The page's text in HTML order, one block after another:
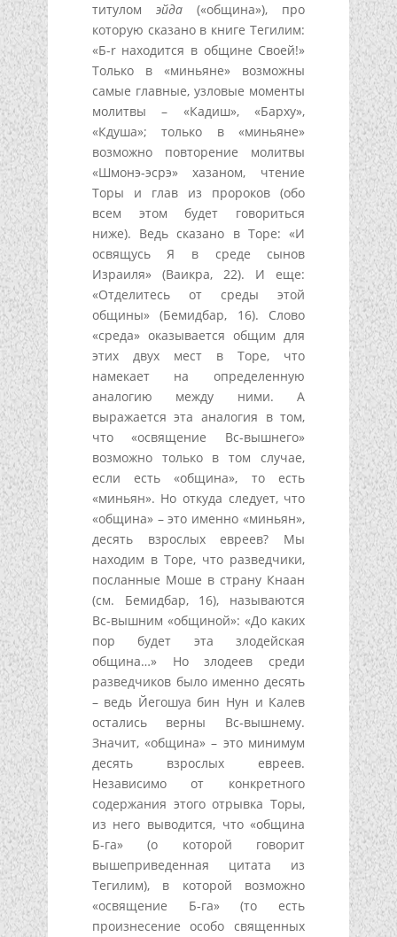
титулом эйда(«община»), про
которую сказано в книге Тегилим:
«Б-r находится в общине Своей!»
Только в «миньяне» возможны
самые главные, узловые моменты
молитвы – «Кадиш», «Барху»,
«Кдуша»; только в «миньяне»
возможно повторение молитвы
«Шмонэ-эсрэ» хазаном, чтение
Торы и глав из пророков (обо
всем этом будет говориться
ниже). Ведь сказано в Торе: «И
освящусь Я в среде сынов
Израиля» (Ваикра, 22). И еще:
«Отделитесь от среды этой
общины» (Бемидбар, 16). Слово
«среда» оказывается общим для
этих двух мест в Торе, что
намекает на определенную
аналогию между ними. А
выражается эта аналогия в том,
что «освящение Вс-вышнего»
возможно только в том случае,
если есть «община», то есть
«миньян». Но откуда следует, что
«община» – это именно «миньян»,
десять взрослых евреев? Мы
находим в Торе, что разведчики,
посланные Моше в страну Кнаан
(см. Бемидбар, 16), называются
Вс-вышним «общиной»: «До каких
пор будет эта злодейская
община…» Но злодеев среди
разведчиков было именно десять
– ведь Йегошуа бин Нун и Калев
остались верны Вс-вышнему.
Значит, «община» – это минимум
десять взрослых евреев.
Независимо от конкретного
содержания этого отрывка Торы,
из него выводится, что «община
Б-га» (о которой говорит
вышеприведенная цитата из
Тегилим), в которой возможно
«освящение Б-га» (то есть
произнесение особо священных